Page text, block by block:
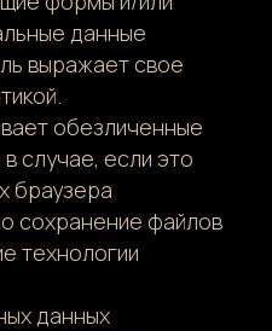
данные
выражает свое
обезличенные
случае, если это
браузера
сохранение файлов
технологии
данных